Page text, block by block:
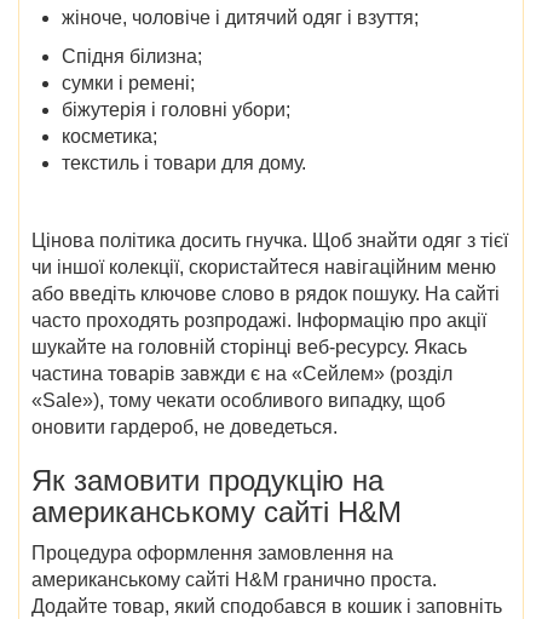
жіноче, чоловіче і дитячий одяг і взуття;
Спідня білизна;
сумки і ремені;
біжутерія і головні убори;
косметика;
текстиль і товари для дому.
Цінова політика досить гнучка. Щоб знайти одяг з тієї
чи іншої колекції, скористайтеся навігаційним меню
або введіть ключове слово в рядок пошуку. На сайті
часто проходять розпродажі. Інформацію про акції
шукайте на головній сторінці веб-ресурсу. Якась
частина товарів завжди є на «Сейлем» (розділ
«Sale»), тому чекати особливого випадку, щоб
оновити гардероб, не доведеться.
Як замовити продукцію на
американському сайті H&M
Процедура оформлення замовлення на
американському сайті H&M гранично проста.
Додайте товар, який сподобався в кошик і заповніть